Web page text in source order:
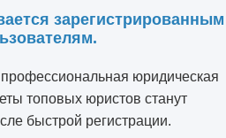
зарегистрированным
юридическая
топовых юристов станут
быстрой регистрации.